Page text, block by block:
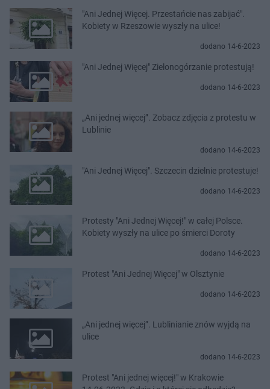
"Ani Jednej Więcej. Przestańcie nas zabijać".
Kobiety w Rzeszowie wyszły na ulice!
dodano 14-6-2023
"Ani Jednej Więcej" Zielonogórzanie protestują!
dodano 14-6-2023
„Ani jednej więcej”. Zobacz zdjęcia z protestu w
Lublinie
dodano 14-6-2023
"Ani Jednej Więcej". Szczecin dzielnie protestuje!
dodano 14-6-2023
Protesty "Ani Jednej Więcej!" w całej Polsce.
Kobiety wyszły na ulice po śmierci Doroty
dodano 14-6-2023
Protest "Ani Jednej Więcej" w Olsztynie
dodano 14-6-2023
„Ani jednej więcej”. Lublinianie znów wyjdą na
ulice
dodano 14-6-2023
Protest "Ani jednej więcej!" w Krakowie